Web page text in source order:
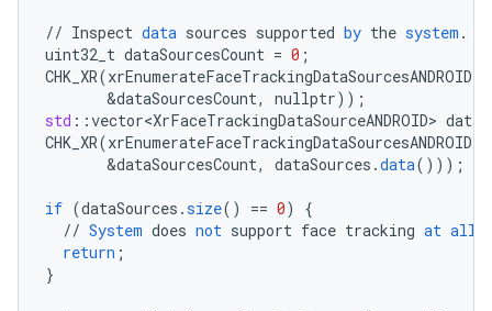
// Inspect data sources supported by the system .
uint32_t dataSourcesCount = 0 ;
CHK_XR(xrEnumerateFaceTrackingDataSourcesANDROID
&dataSourcesCount, nullptr));
std : :vector<XrFaceTrackingDataSourceANDROID>
CHK_XR(xrEnumerateFaceTrackingDataSourcesANDROID
&dataSourcesCount, dataSources .data()));
if (dataSources .size() == 0)
{
// System does not support face tracking at all
return ;
}